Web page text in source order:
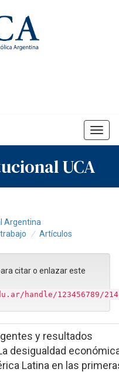
UCA
Argentina
Artículos
citar o enlazar este
handle/123456789/
y resultados
desigualdad
Latina en las